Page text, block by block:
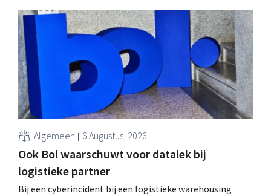
De retailers roepen klanten op alert te zijn voor
phishing.
Algemeen 6 Augustus, 2026
Ook Bol waarschuwt voor datalek bij
logistieke partner
Bij een cyberincident bij een logistieke warehousing